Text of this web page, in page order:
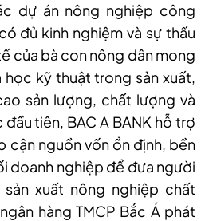
dự án nông nghiệp công
đủ kinh nghiệm và sự thấu
của bà con nông dân mong
kỹ thuật trong sản xuất,
sản lượng, chất lượng và
tiên, BAC A BANK hỗ trợ
cận nguồn vốn ổn định, bền
doanh nghiệp để đưa người
xuất nông nghiệp chất
hàng TMCP Bắc Á phát